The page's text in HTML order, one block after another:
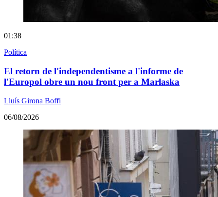
01:38
Política
El retorn de l'independentisme a l'informe de
l'Europol obre un nou front per a Marlaska
Lluís Girona Boffi
06/08/2026